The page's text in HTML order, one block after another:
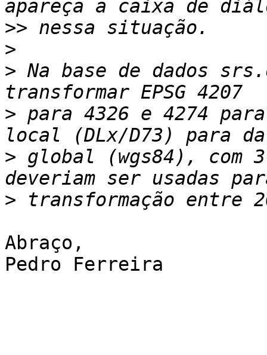
>>
>
> Na base de dados
> para 4326 e 4274
> global (wgs84), com
>
Abraço,
Pedro Ferreira